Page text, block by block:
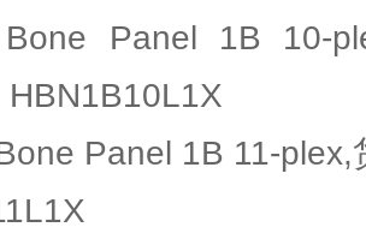
Bone Panel 1B
HBN1B10L1X
Panel 1B 11-